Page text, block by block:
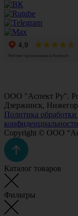
ООО "Аспект Ру".
Дзержинск,
Политика
конфиденциальности
Copyright © ООО
Каталог товаров
Фильтры